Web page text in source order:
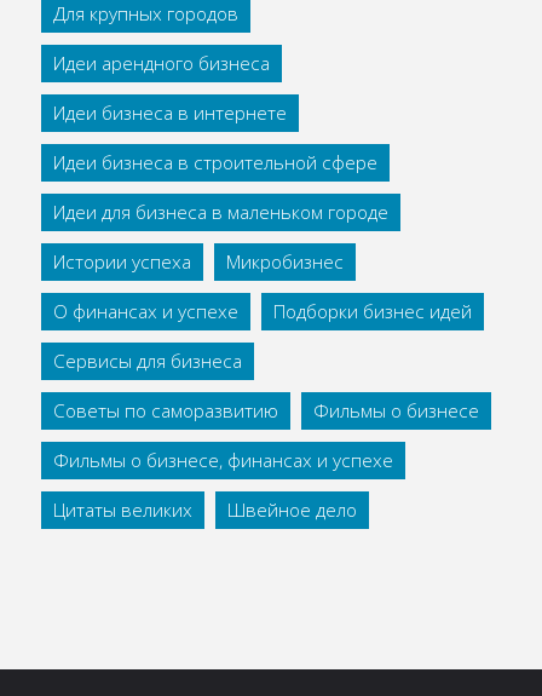
Для крупных городов
Идеи арендного бизнеса
Идеи бизнеса в интернете
Идеи бизнеса в строительной сфере
Идеи для бизнеса в маленьком городе
Истории успеха
Микробизнес
О финансах и успехе
Подборки бизнес идей
Сервисы для бизнеса
Советы по саморазвитию
Фильмы о бизнесе
Фильмы о бизнесе, финансах и успехе
Цитаты великих
Швейное дело